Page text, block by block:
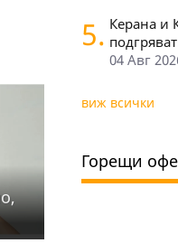
5. Керана и
04 Авг
виж всички
Горещи